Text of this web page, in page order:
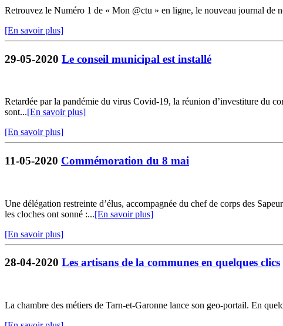
Retrouvez le Numéro 1 de « Mon @ctu » en ligne, le nouveau journal de
[En savoir plus]
29-05-2020 Le conseil municipal est installé
Retardée par la pandémie du virus Covid-19, la réunion d’investiture du
sont...[En savoir plus]
[En savoir plus]
11-05-2020 Commémoration du 8 mai
Une délégation restreinte d’élus, accompagnée du chef de corps des
les cloches ont sonné :...[En savoir plus]
[En savoir plus]
28-04-2020 Les artisans de la communes en quelques clics
La chambre des métiers de Tarn-et-Garonne lance son geo-portail. En